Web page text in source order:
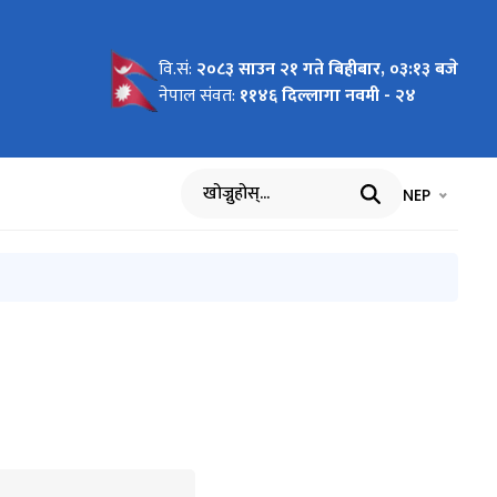
सेवा
वि.सं: २०८३ साउन २१ गते बिहीबार, ०३:१३ बजे
नेपाल संवत: ११४६ दिल्लागा नवमी - २४
खोज्नुहोस् भाषा चयन
NEP